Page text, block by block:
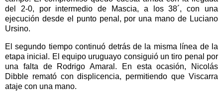
del 2-0, por intermedio de Mascia, a los 38´, con una
ejecución desde el punto penal, por una mano de Luciano
Ursino.
El segundo tiempo continuó detrás de la misma línea de la
etapa inicial. El equipo uruguayo consiguió un tiro penal por
una falta de Rodrigo Amaral. En esta ocasión, Nicolás
Dibble remató con displicencia, permitiendo que Viscarra
ataje con una mano.